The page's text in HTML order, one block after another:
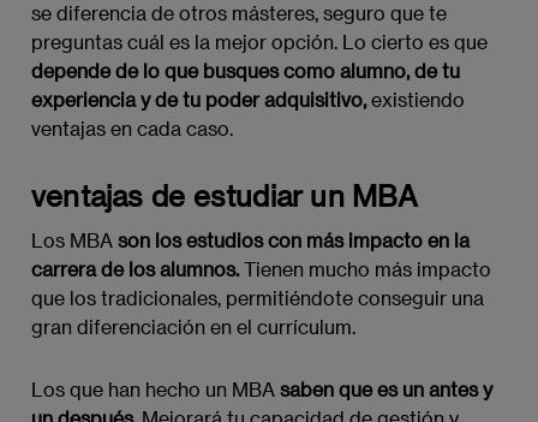
se diferencia de otros másteres, seguro que te
preguntas cuál es la mejor opción. Lo cierto es que
depende de lo que busques como alumno, de tu
experiencia y de tu poder adquisitivo,existiendo
ventajas en cada caso.
ventajas de estudiar un MBA
Los MBA son los estudios con más impacto en la
carrera de los alumnos. Tienen mucho más impacto
que los tradicionales, permitiéndote conseguir una
gran diferenciación en el currículum.
Los que han hecho un MBA saben que es un antes y